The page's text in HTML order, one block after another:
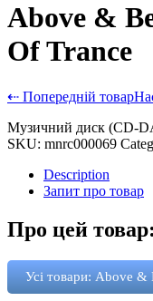
Above &
Of Trance
⇠ Попередній товар
Музичний диск (CD-
SKU: mnrc000069
Description
Запит про товар
Про цей товар:
Усі товари: Above